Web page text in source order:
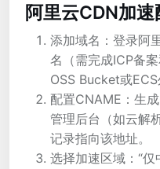
阿里云CDN加
添加域名：登录阿
名（需完成ICP备
OSS Bucket或ECS
配置CNAME：生
管理后台（如云解
记录指向该地址。
选择加速区域：“仅